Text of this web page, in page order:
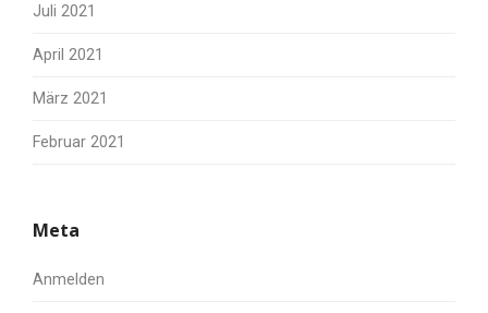
Juli 2021
April 2021
März 2021
Februar 2021
Meta
Anmelden